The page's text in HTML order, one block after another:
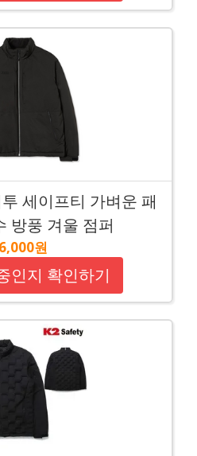
세이프티 가벼운 패
방풍 겨울 점퍼
원
인지 확인하기